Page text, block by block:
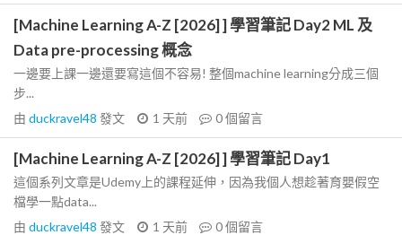
[Machine Learning A-Z [2026] ] 學習筆記 Day2 ML 及
Data pre-processing 概念
一邊要上課一邊還要寫這個不容易! 整個machine learning分成三個
步...
由 duckravel48 發文 1 天前 0個留言
[Machine Learning A-Z [2026] ] 學習筆記 Day1
這個系列文章是Udemy上的課程延伸，因為我個人想趁著育嬰假空
檔學一點data...
由 duckravel48 發文 1 天前 0個留言